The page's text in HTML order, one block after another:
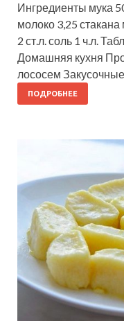
Ингредиенты мука
молоко 3,25 стакана
2 ст.л. соль 1 ч.л.
Домашняя кухня
лососем
ПОДРОБНЕЕ